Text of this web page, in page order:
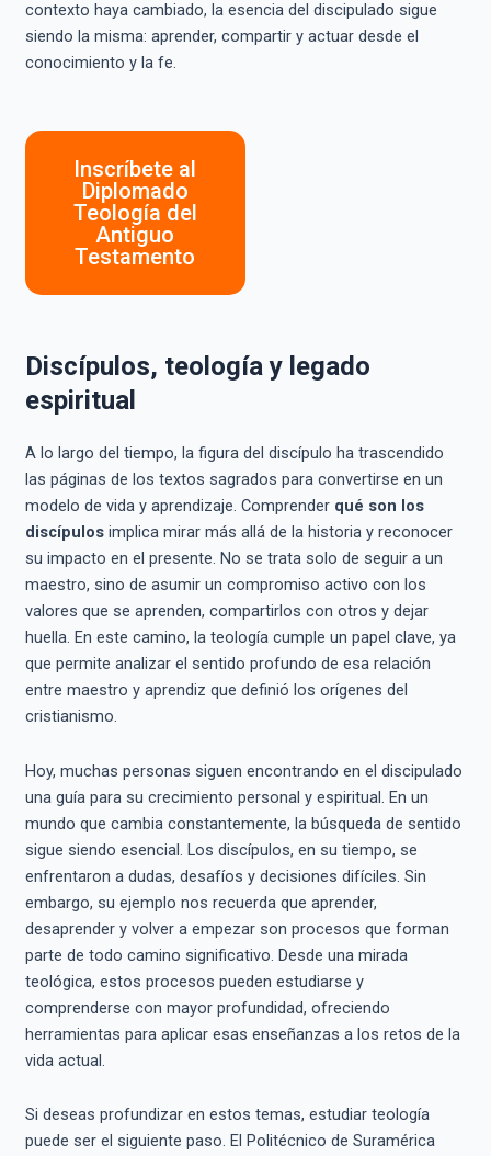
contexto haya cambiado, la esencia del discipulado sigue
siendo la misma: aprender, compartir y actuar desde el
conocimiento y la fe.
Inscríbete al
Diplomado
Teología del
Antiguo
Testamento
Discípulos, teología y legado
espiritual
A lo largo del tiempo, la figura del discípulo ha trascendido
las páginas de los textos sagrados para convertirse en un
modelo de vida y aprendizaje. Comprender qué son los
discípulosimplica mirar más allá de la historia y reconocer
su impacto en el presente. No se trata solo de seguir a un
maestro, sino de asumir un compromiso activo con los
valores que se aprenden, compartirlos con otros y dejar
huella. En este camino, la teología cumple un papel clave, ya
que permite analizar el sentido profundo de esa relación
entre maestro y aprendiz que definió los orígenes del
cristianismo.
Hoy, muchas personas siguen encontrando en el discipulado
una guía para su crecimiento personal y espiritual. En un
mundo que cambia constantemente, la búsqueda de sentido
sigue siendo esencial. Los discípulos, en su tiempo, se
enfrentaron a dudas, desafíos y decisiones difíciles. Sin
embargo, su ejemplo nos recuerda que aprender,
desaprender y volver a empezar son procesos que forman
parte de todo camino significativo. Desde una mirada
teológica, estos procesos pueden estudiarse y
comprenderse con mayor profundidad, ofreciendo
herramientas para aplicar esas enseñanzas a los retos de la
vida actual.
Si deseas profundizar en estos temas, estudiar teología
puede ser el siguiente paso. El Politécnico de Suramérica